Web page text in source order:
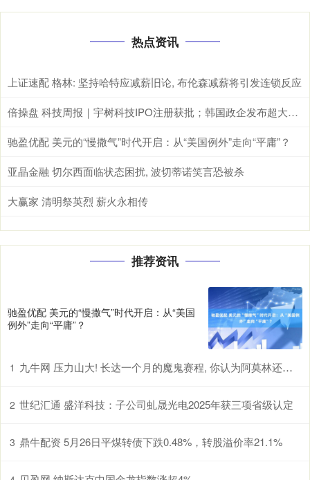
热点资讯
上证速配 格林: 坚持哈特应减薪旧论, 布伦森减薪将引发连锁反应
倍操盘 科技周报｜宇树科技IPO注册获批；韩国政企发布超大规模AI相关投资计划
驰盈优配 美元的“慢撒气”时代开启：从“美国例外”走向“平庸”？
亚晶金融 切尔西面临状态困扰, 波切蒂诺笑言恐被杀
大赢家 清明祭英烈 薪火永相传
推荐资讯
驰盈优配 美元的“慢撒气”时代开启：从“美国
例外”走向“平庸”？
1 九牛网 压力山大! 长达一个月的魔鬼赛程, 你认为阿莫林还能挺多久?
2 世纪汇通 盛洋科技：子公司虬晟光电2025年获三项省级认定
3 鼎牛配资 5月26日平煤转债下跌0.48%，转股溢价率21.1%